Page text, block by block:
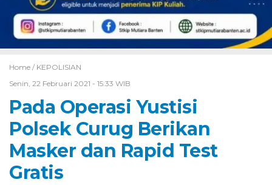
Home / KEPOLISIAN
Senin, 22 Februari 2021 - 15:33 WIB
Pada Operasi Yustisi
Polsek Curug Berikan
Masker dan Rapid Test
Gratis